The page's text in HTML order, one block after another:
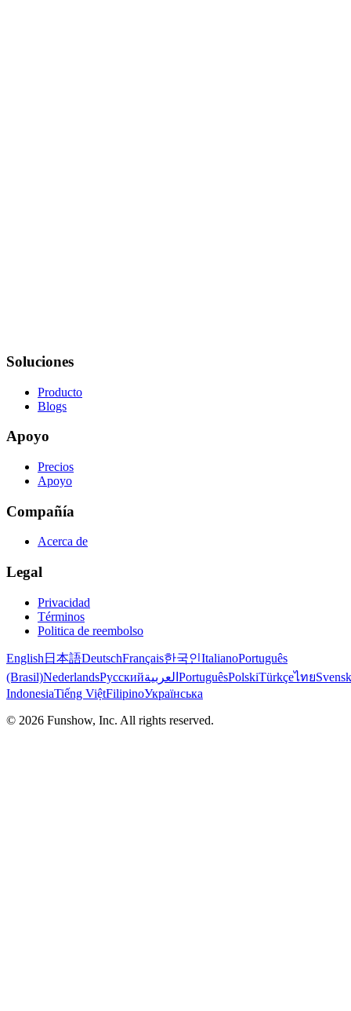
Soluciones
Producto
Blogs
Apoyo
Precios
Apoyo
Compañía
Acerca de
Legal
Privacidad
Términos
Politica de reembolso
English 日本語DeutschFrançais한국인ItalianoPortuguês
(Brasil)NederlandsРусскийالعربية PortuguêsPolskiTürkçeไทย
IndonesiaTiếng ViệtFilipinoУкраїнська
© 2026 Funshow, Inc. All rights reserved.